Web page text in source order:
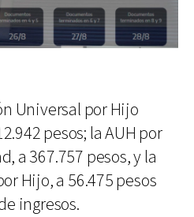
Universal por Hijo
pesos; la AUH por
a 367.757 pesos, y la
Hijo, a 56.475 pesos
ingresos.